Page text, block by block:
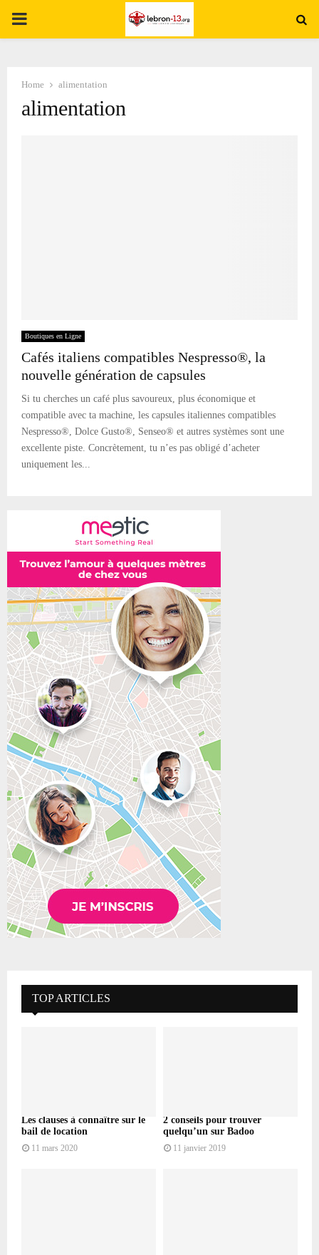
PRIMARY
Home alimentation
alimentation
Boutiques en Ligne
Cafés italiens compatibles Nespresso®, la
nouvelle génération de capsules
Si tu cherches un café plus savoureux, plus économique et
compatible avec ta machine, les capsules italiennes compatibles
Nespresso®, Dolce Gusto®, Senseo® et autres systèmes sont une
excellente piste. Concrètement, tu n’es pas obligé d’acheter
uniquement les...
TOP ARTICLES
Les clauses à connaître sur le
bail de location
11 mars 2020
2 conseils pour trouver
quelqu’un sur Badoo
11 janvier 2019